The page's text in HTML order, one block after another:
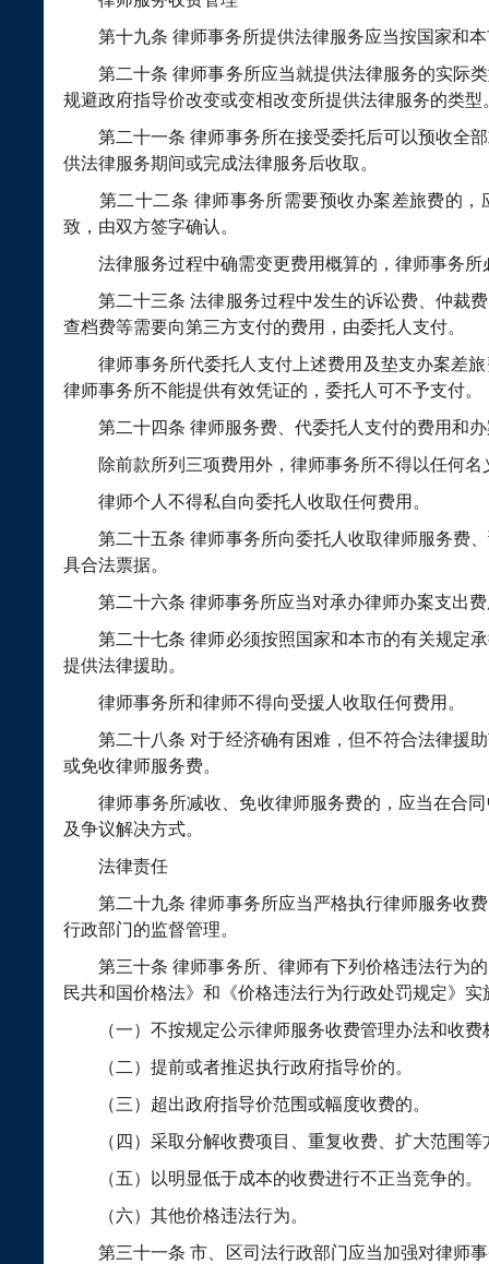
第十九条 律师事务所提供法律服务应当按国家和
第二十条 律师事务所应当就提供法律服务的实际
规避政府指导价改变或变相改变所提供法律服务的类型
第二十一条 律师事务所在接受委托后可以预收全
供法律服务期间或完成法律服务后收取。
第二十二条 律师事务所需要预收办案差旅费的
致，由双方签字确认。
法律服务过程中确需变更费用概算的，律师事务所
第二十三条 法律服务过程中发生的诉讼费、仲裁
查档费等需要向第三方支付的费用，由委托人支付。
律师事务所代委托人支付上述费用及垫支办案差旅
律师事务所不能提供有效凭证的，委托人可不予支付。
第二十四条 律师服务费、代委托人支付的费用和
除前款所列三项费用外，律师事务所不得以任何名
律师个人不得私自向委托人收取任何费用。
第二十五条 律师事务所向委托人收取律师服务费
具合法票据。
第二十六条 律师事务所应当对承办律师办案支出
第二十七条 律师必须按照国家和本市的有关规定
提供法律援助。
律师事务所和律师不得向受援人收取任何费用。
第二十八条 对于经济确有困难，但不符合法律援
或免收律师服务费。
律师事务所减收、免收律师服务费的，应当在合同
及争议解决方式。
法律责任
第二十九条 律师事务所应当严格执行律师服务收
行政部门的监督管理。
第三十条 律师事务所、律师有下列价格违法行为
民共和国价格法》和《价格违法行为行政处罚规定》实
（一）不按规定公示律师服务收费管理办法和收费
（二）提前或者推迟执行政府指导价的。
（三）超出政府指导价范围或幅度收费的。
（四）采取分解收费项目、重复收费、扩大范围等
（五）以明显低于成本的收费进行不正当竞争的。
（六）其他价格违法行为。
第三十一条 市、区司法行政部门应当加强对律师